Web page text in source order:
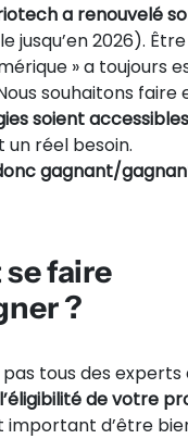
a renouvelé
jusqu’en 2026). Être
» a toujours
souhaitons faire
soient
un réel besoin.
gagnant/
faire
?
tous des experts
de votre
important d’être